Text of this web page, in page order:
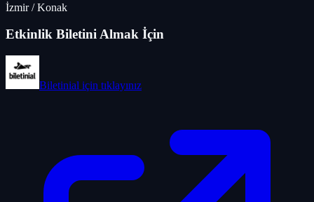
İzmir/Konak
Etkinlik Biletini Almak İçin
Biletinial için tıklayınız